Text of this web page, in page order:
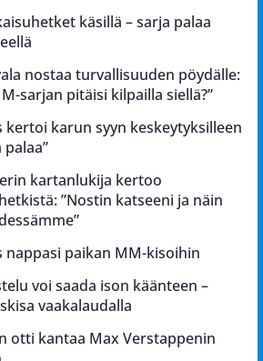
käsillä – sarja palaa
nostaa turvallisuuden pöydälle:
sarjan pitäisi kilpailla siellä?”
kertoi karun syyn keskeytyksilleen
palaa”
kartanlukija kertoo
”Nostin katseeni ja näin
nappasi paikan MM-kisoihin
voi saada ison käänteen –
vaakalaudalla
otti kantaa Max Verstappenin